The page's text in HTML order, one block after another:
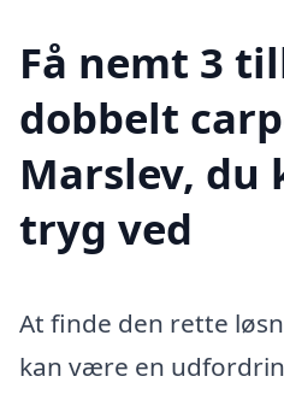
Få nemt 3
dobbelt
Marslev, du
tryg ved
At finde den rette
kan være en